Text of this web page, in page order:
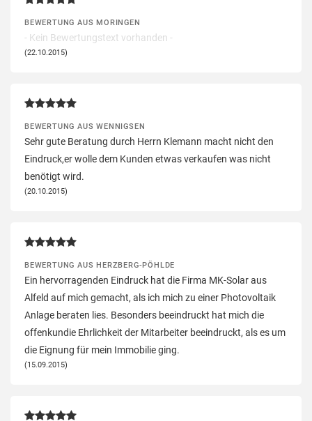
BEWERTUNG AUS MORINGEN
- Kein Bewertungstext vorhanden -
(22.10.2015)
BEWERTUNG AUS WENNIGSEN
Sehr gute Beratung durch Herrn Klemann macht nicht den
Eindruck,er wolle dem Kunden etwas verkaufen was nicht
benötigt wird.
(20.10.2015)
BEWERTUNG AUS HERZBERG-PÖHLDE
Ein hervorragenden Eindruck hat die Firma MK-Solar aus
Alfeld auf mich gemacht, als ich mich zu einer Photovoltaik
Anlage beraten lies. Besonders beeindruckt hat mich die
offenkundie Ehrlichkeit der Mitarbeiter beeindruckt, als es um
die Eignung für mein Immobilie ging.
(15.09.2015)